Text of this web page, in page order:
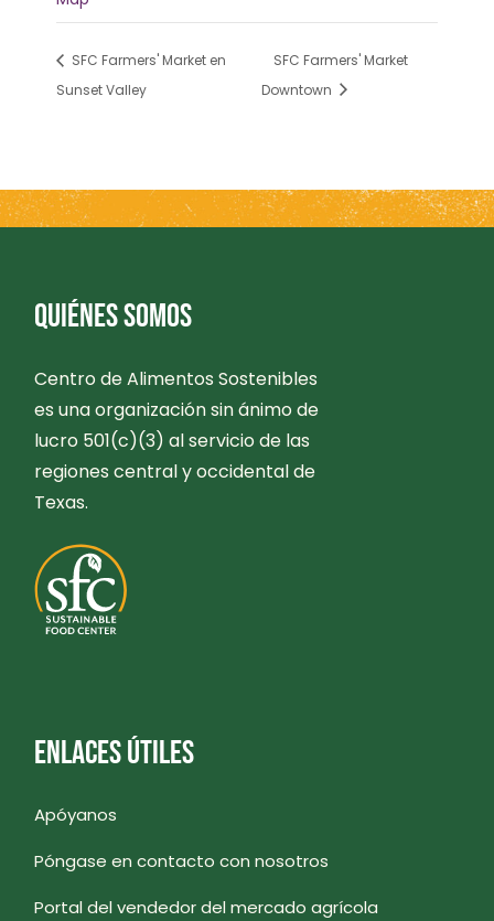
SFC Farmers' Market en
Sunset Valley
SFC Farmers' Market
Downtown
QUIÉNES SOMOS
Centro de Alimentos Sostenibles
es una organización sin ánimo de
lucro 501(c)(3) al servicio de las
regiones central y occidental de
Texas.
ENLACES ÚTILES
Apóyanos
Póngase en contacto con nosotros
Portal del vendedor del mercado agrícola